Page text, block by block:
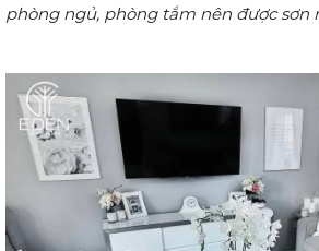
phòng ngủ, phòng tắm nên được sơn